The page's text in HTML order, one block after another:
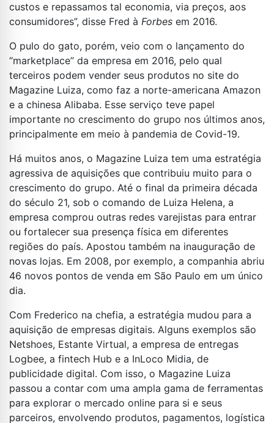
custos e repassamos tal economia, via preços, aos
consumidores”, disse Fred à Forbes em 2016.
O pulo do gato, porém, veio com o lançamento do
“marketplace” da empresa em 2016, pelo qual
terceiros podem vender seus produtos no site do
Magazine Luiza, como faz a norte-americana Amazon
e a chinesa Alibaba. Esse serviço teve papel
importante no crescimento do grupo nos últimos anos,
principalmente em meio à pandemia de Covid-19.
Há muitos anos, o Magazine Luiza tem uma estratégia
agressiva de aquisições que contribuiu muito para o
crescimento do grupo. Até o final da primeira década
do século 21, sob o comando de Luiza Helena, a
empresa comprou outras redes varejistas para entrar
ou fortalecer sua presença física em diferentes
regiões do país. Apostou também na inauguração de
novas lojas. Em 2008, por exemplo, a companhia abriu
46 novos pontos de venda em São Paulo em um único
dia.
Com Frederico na chefia, a estratégia mudou para a
aquisição de empresas digitais. Alguns exemplos são
Netshoes, Estante Virtual, a empresa de entregas
Logbee, a fintech Hub e a InLoco Midia, de
publicidade digital. Com isso, o Magazine Luiza
passou a contar com uma ampla gama de ferramentas
para explorar o mercado online para si e seus
parceiros, envolvendo produtos, pagamentos, logística